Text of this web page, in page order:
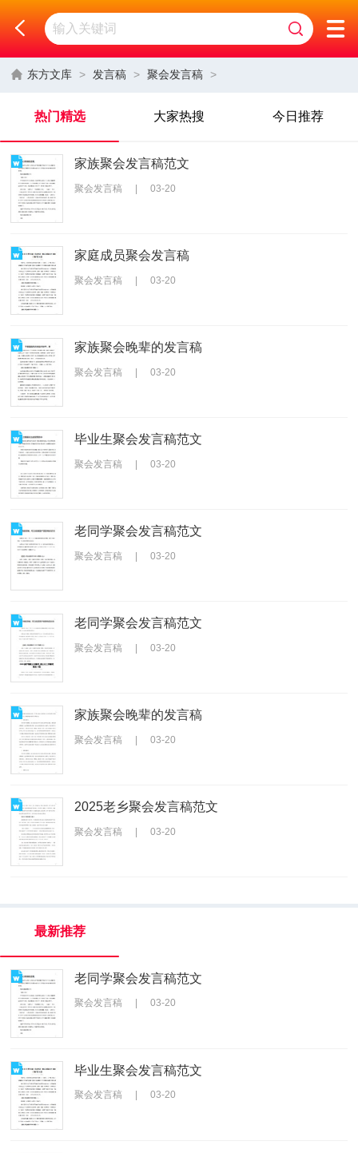
东方文库 > 发言稿 > 聚会发言稿 >
热门精选 大家热搜 今日推荐
家族聚会发言稿范文
聚会发言稿 | 03-20
家庭成员聚会发言稿
聚会发言稿 | 03-20
家族聚会晚辈的发言稿
聚会发言稿 | 03-20
毕业生聚会发言稿范文
聚会发言稿 | 03-20
老同学聚会发言稿范文
聚会发言稿 | 03-20
老同学聚会发言稿范文
聚会发言稿 | 03-20
家族聚会晚辈的发言稿
聚会发言稿 | 03-20
2025老乡聚会发言稿范文
聚会发言稿 | 03-20
最新推荐
老同学聚会发言稿范文
聚会发言稿 03-20
毕业生聚会发言稿范文
聚会发言稿 03-20